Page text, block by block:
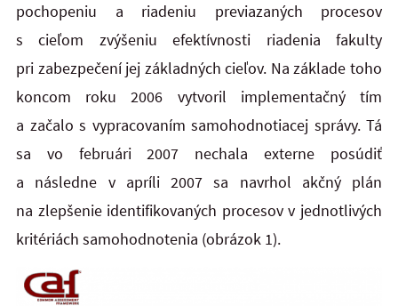
pochopeniu a riadeniu previazaných procesov
s cieľom zvýšeniu efektívnosti riadenia fakulty
pri zabezpečení jej základných cieľov. Na základe toho
koncom roku 2006 vytvoril implementačný tím
a začalo s vypracovaním samohodnotiacej správy. Tá
sa vo februári 2007 nechala externe posúdiť
a následne v apríli 2007 sa navrhol akčný plán
na zlepšenie identifikovaných procesov v jednotlivých
kritériách samohodnotenia (obrázok 1).